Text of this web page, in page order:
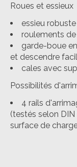
Roues et essieux
essieu
roulements
garde-boue
et descendre
cales avec
Possibilités
4 rails
(testés selon
surface de